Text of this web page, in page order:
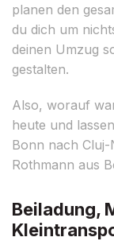
planen den
du dich um
deinen Umzug
gestalten.
Also, worauf
heute und
Bonn nach
Rothmann aus
Beiladung,